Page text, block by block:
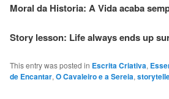
Moral da Historia: A Vida acaba
Story lesson: Life always ends up
This entry was posted in Escrita Criativa,
de Encantar, O Cavaleiro e a Sereia,